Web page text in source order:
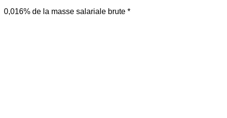
0,016% de la masse salariale brute *